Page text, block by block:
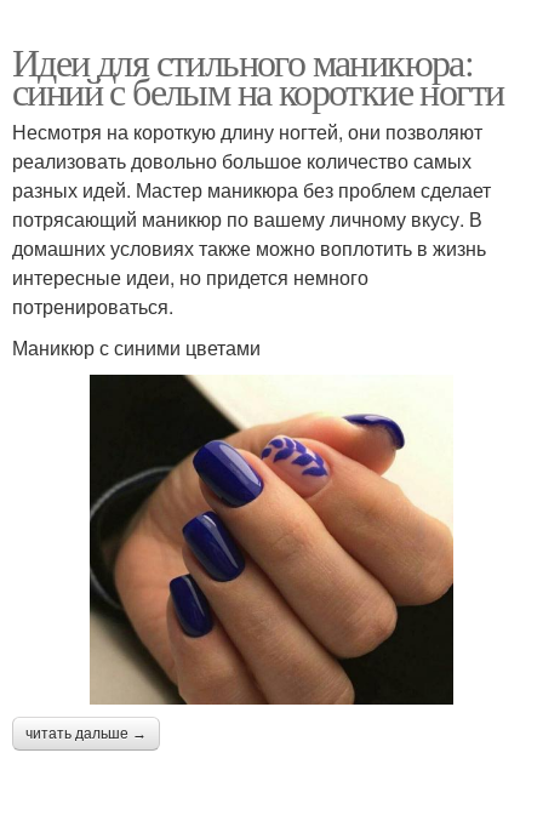
Идеи для стильного маникюра:
синий с белым на короткие ногти
Несмотря на короткую длину ногтей, они позволяют
реализовать довольно большое количество самых
разных идей. Мастер маникюра без проблем сделает
потрясающий маникюр по вашему личному вкусу. В
домашних условиях также можно воплотить в жизнь
интересные идеи, но придется немного
потренироваться.
Маникюр с синими цветами
читать дальше →